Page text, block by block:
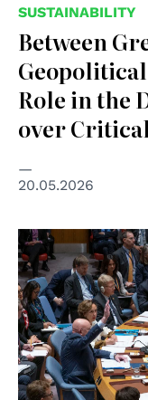
SUSTAINABILITY
Between
Geopolitical
Role in the
over
20.05.2026
© United Nations